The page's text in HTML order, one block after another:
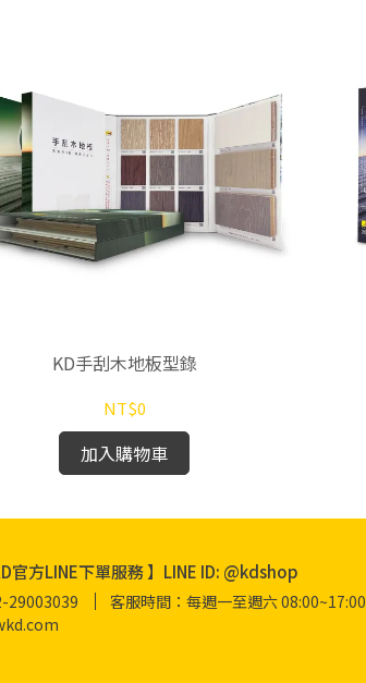
KD手刮木地板型錄
NT$0
加入購物車
官方LINE下單服務 】LINE ID: @kdshop
29003039
客服時間：每週一至週六 08:00~17:00